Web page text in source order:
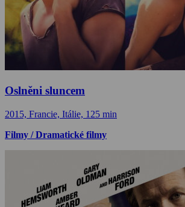
Oslněni sluncem
2015, Francie, Itálie, 125 min
Filmy / Dramatické filmy